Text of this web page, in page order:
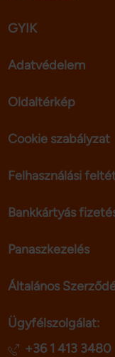
GYIK
Adatvédelem
Oldaltérkép
Cookie szabályzat
Felhasználási
Bankkártyás
Panaszkezelés
Általános
Ügyfélszolgálat:
+36 1 413 3480